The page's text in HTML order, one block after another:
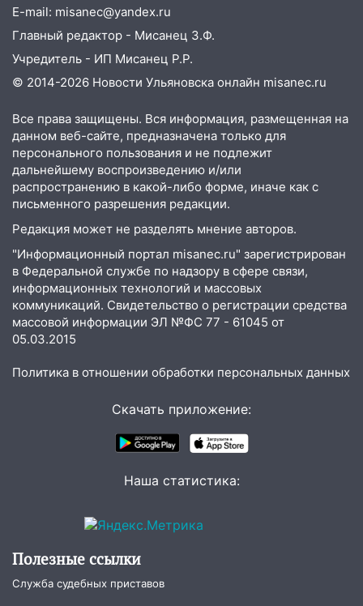
05:00 «Каждая пятая женщина и каждый
второй мужчина в мире сталкиваются с
алопецией»: врач рассказал, чем может
быть вызвано облысение и как с этим
справиться
03:30 Гороскоп на 7 августа: пятница
принесет прилив творческой энергии и
отличные шансы исправить старые
ошибки
06.08.2026
23:20
Прогноз погоды на 7 августа в
Ульяновской области
20:04 Ульяновцев приглашают на забег,
посвящённый Дню воздушного флота
России
19:12
В Ульяновской области
руководителя частной компании
наказали за сокрытие прошлого своего
сотрудник
В Ульяновск едут звезды
баскетбола!
оставил в силе приговор руководству
3,2 млн рублей
Ульяновска успешно выступили на
Чемпионате России
E-mail: misanec@yandex.ru
Главный редактор - Мисанец З.Ф.
Учредитель - ИП Мисанец Р.Р.
© 2014-2026 Новости Ульяновска онлайн misanec.ru
Все права защищены. Вся информация, размещенная на
данном веб-сайте, предназначена только для
персонального пользования и не подлежит
дальнейшему воспроизведению и/или
распространению в какой-либо форме, иначе как с
письменного разрешения редакции.
Редакция может не разделять мнение авторов.
"Информационный портал misanec.ru" зарегистрирован
в Федеральной службе по надзору в сфере связи,
информационных технологий и массовых
коммуникаций. Свидетельство о регистрации средства
массовой информации ЭЛ №ФС 77 - 61045 от
05.03.2015
Политика в отношении обработки персональных данных
Скачать приложение:
Наша статистика:
Полезные ссылки
Служба судебных приставов